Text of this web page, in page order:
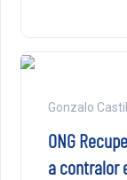
Gonzalo
ONG
a contralor